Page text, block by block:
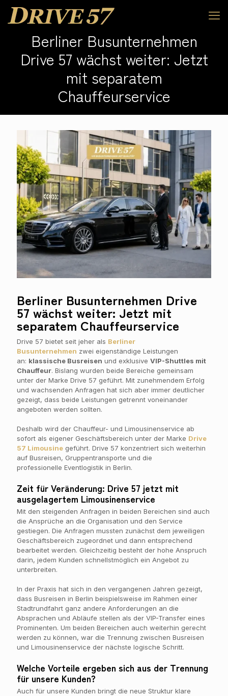
Berliner Busunternehmen
Drive 57 wächst weiter: Jetzt
mit separatem
Chauffeurservice
Berliner Busunternehmen Drive
57 wächst weiter: Jetzt mit
separatem Chauffeurservice
Drive 57 bietet seit jeher als Berliner
Busunternehmen zwei eigenständige Leistungen
an: klassische Busreisen und exklusive VIP-Shuttles mit
Chauffeur. Bislang wurden beide Bereiche gemeinsam
unter der Marke Drive 57 geführt. Mit zunehmendem Erfolg
und wachsenden Anfragen hat sich aber immer deutlicher
gezeigt, dass beide Leistungen getrennt voneinander
angeboten werden sollten.
Deshalb wird der Chauffeur- und Limousinenservice ab
sofort als eigener Geschäftsbereich unter der Marke Drive
57 Limousine geführt. Drive 57 konzentriert sich weiterhin
auf Busreisen, Gruppentransporte und die
professionelle Eventlogistik in Berlin.
Zeit für Veränderung: Drive 57 jetzt mit
ausgelagertem Limousinenservice
Mit den steigenden Anfragen in beiden Bereichen sind auch
die Ansprüche an die Organisation und den Service
gestiegen. Die Anfragen mussten zunächst dem jeweiligen
Geschäftsbereich zugeordnet und dann entsprechend
bearbeitet werden. Gleichzeitig besteht der hohe Anspruch
darin, jedem Kunden schnellstmöglich ein Angebot zu
unterbreiten.
In der Praxis hat sich in den vergangenen Jahren gezeigt,
dass Busreisen in Berlin beispielsweise im Rahmen einer
Stadtrundfahrt ganz andere Anforderungen an die
Absprachen und Abläufe stellen als der VIP-Transfer eines
Prominenten. Um beiden Bereichen auch weiterhin gerecht
werden zu können, war die Trennung zwischen Busreisen
und Limousinenservice der nächste logische Schritt.
Welche Vorteile ergeben sich aus der Trennung
für unsere Kunden?
Auch für unsere Kunden bringt die neue Struktur klare